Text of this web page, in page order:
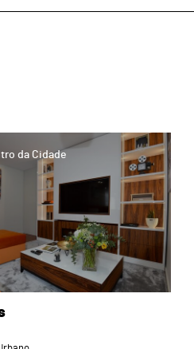
da Cidade